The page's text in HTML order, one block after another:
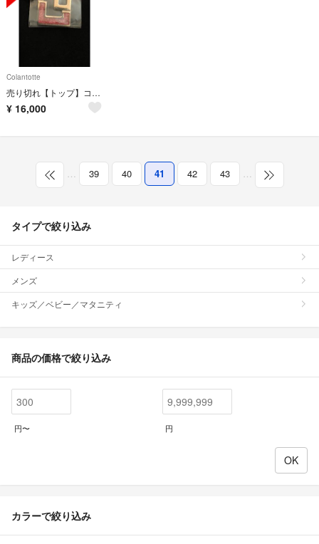
Colantotte
売り切れ【トップ】コラントッテ TAO ネックレス スリム AURA mini
¥ 16,000
… 39 40 41 42 43 …
タイプで絞り込み
レディース
メンズ
キッズ／ベビー／マタニティ
商品の価格で絞り込み
円〜 円
カラーで絞り込み